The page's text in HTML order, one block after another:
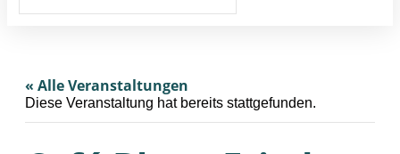
« Alle Veranstaltungen
Diese Veranstaltung hat bereits stattgefunden.